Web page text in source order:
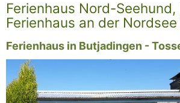
Ferienhaus Nord-
Ferienhaus an der
Ferienhaus in Butjadingen -